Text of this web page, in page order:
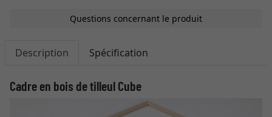
Questions concernant le produit
Description Spécification
Cadre en bois de tilleul Cube